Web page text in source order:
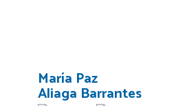
María Paz
Aliaga Barrantes